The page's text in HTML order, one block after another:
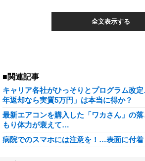
全文表示する
■関連記事
キャリア各社がひっそりとプログラム改
年返却なら実質5万円」は本当に得か？
最新エアコンを購入した「ワカさん」の
もり体力が衰えて…
病院でのスマホには注意を！…表面に付着